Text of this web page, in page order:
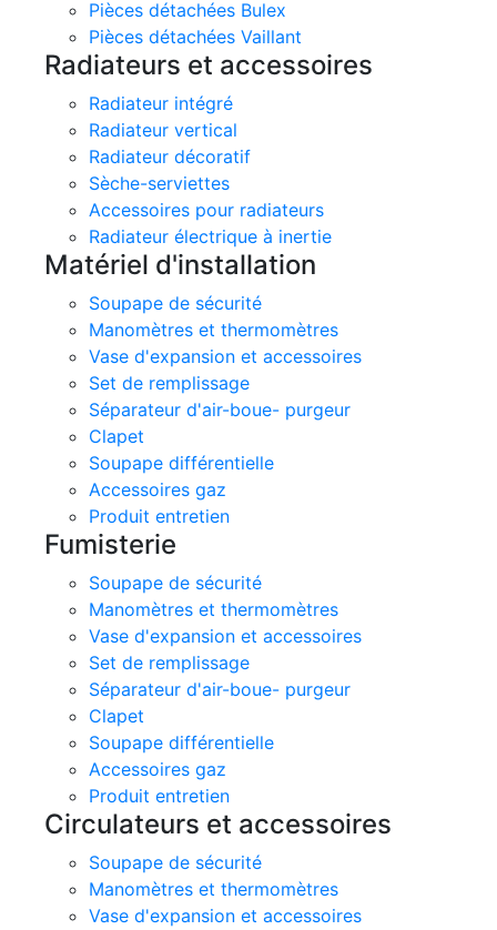
Pièces détachées Bulex
Pièces détachées Vaillant
Radiateurs et accessoires
Radiateur intégré
Radiateur vertical
Radiateur décoratif
Sèche-serviettes
Accessoires pour radiateurs
Radiateur électrique à inertie
Matériel d'installation
Soupape de sécurité
Manomètres et thermomètres
Vase d'expansion et accessoires
Set de remplissage
Séparateur d'air-boue- purgeur
Clapet
Soupape différentielle
Accessoires gaz
Produit entretien
Fumisterie
Soupape de sécurité
Manomètres et thermomètres
Vase d'expansion et accessoires
Set de remplissage
Séparateur d'air-boue- purgeur
Clapet
Soupape différentielle
Accessoires gaz
Produit entretien
Circulateurs et accessoires
Soupape de sécurité
Manomètres et thermomètres
Vase d'expansion et accessoires